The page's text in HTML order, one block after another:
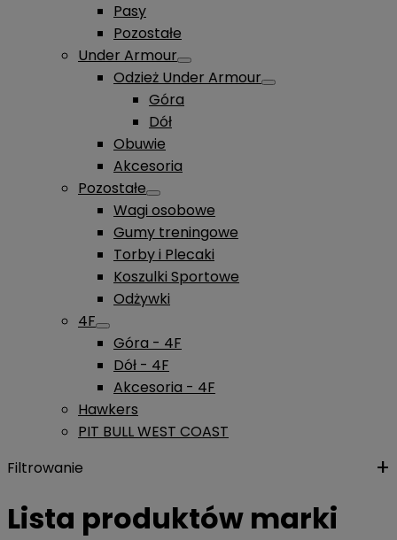
Pasy
Pozostałe
Under Armour
Odzież Under Armour
Góra
Dół
Obuwie
Akcesoria
Pozostałe
Wagi osobowe
Gumy treningowe
Torby i Plecaki
Koszulki Sportowe
Odżywki
4F
Góra - 4F
Dół - 4F
Akcesoria - 4F
Hawkers
PIT BULL WEST COAST
Filtrowanie
Lista produktów marki